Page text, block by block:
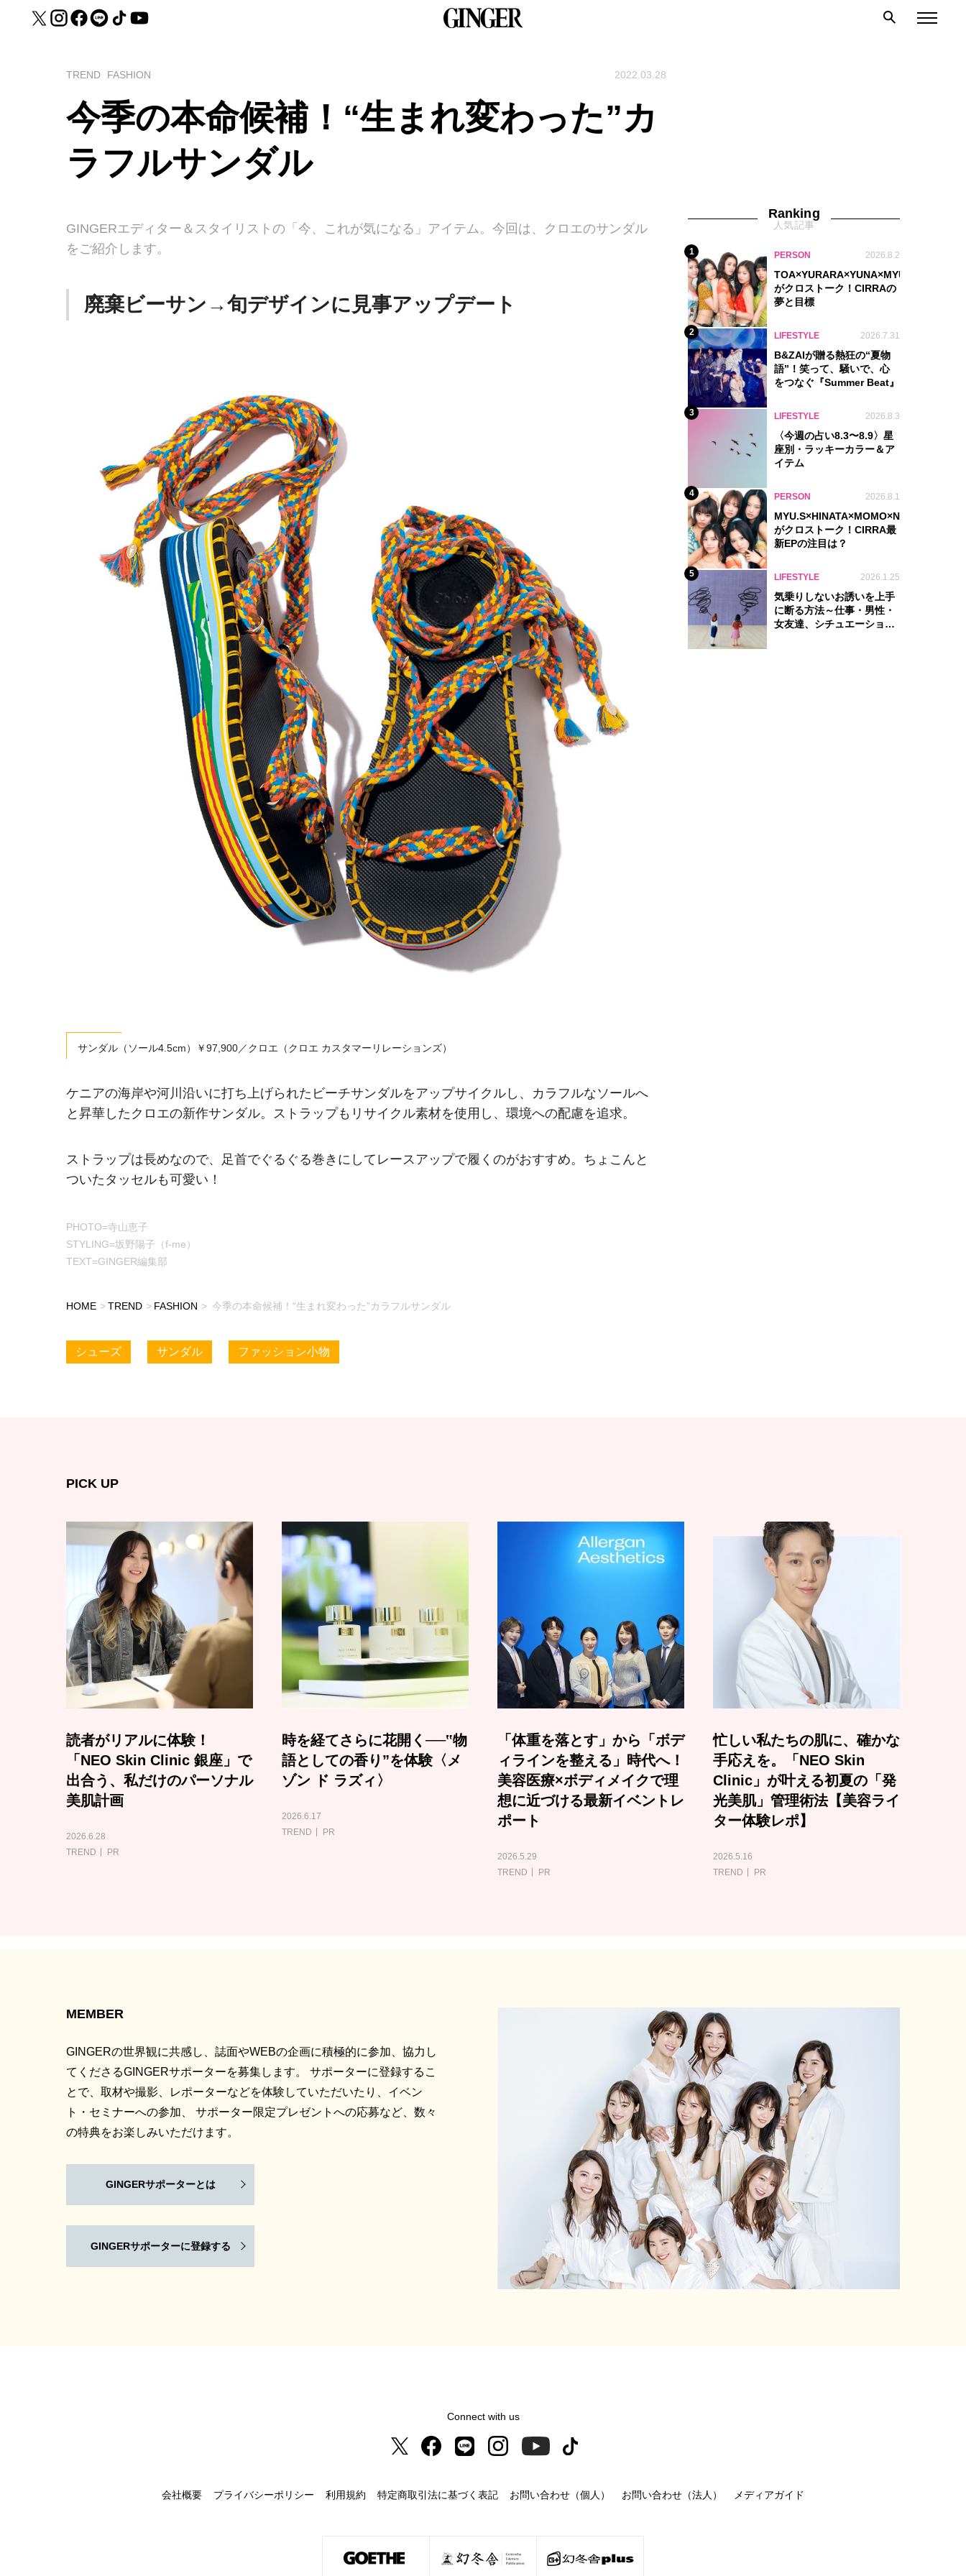
TREND FASHION 2022.03.28
今季の本命候補！“生まれ変わった”カ
ラフルサンダル
GINGERエディター＆スタイリストの「今、これが気になる」アイテム。今回は、クロエのサンダル
をご紹介します。
廃棄ビーサン→旬デザインに見事アップデート
サンダル（ソール4.5cm）￥97,900／クロエ（クロエ カスタマーリレーションズ）
ケニアの海岸や河川沿いに打ち上げられたビーチサンダルをアップサイクルし、カラフルなソールへ
と昇華したクロエの新作サンダル。ストラップもリサイクル素材を使用し、環境への配慮を追求。
ストラップは長めなので、足首でぐるぐる巻きにしてレースアップで履くのがおすすめ。ちょこんと
ついたタッセルも可愛い！
PHOTO=寺山恵子
STYLING=坂野陽子（f-me）
TEXT=GINGER編集部
HOME TREND FASHION 今季の本命候補！“生まれ変わった”カラフルサンダル
シューズ サンダル ファッション小物
Ranking
人気記事
1 PERSON 2026.8.2
TOA×YURARA×YUNA×MYU.Y×MANON
がクロストーク！CIRRAの
夢と目標
2 LIFESTYLE 2026.7.31
B&ZAIが贈る熱狂の“夏物
語”！笑って、騒いで、心
をつなぐ『Summer Beat』
3 LIFESTYLE 2026.8.3
〈今週の占い8.3〜8.9〉星
座別・ラッキーカラー＆ア
イテム
4 PERSON 2026.8.1
がクロストーク！CIRRA最
新EPの注目は？
5 LIFESTYLE 2026.1.25
気乗りしないお誘いを上手
に断る方法～仕事・男性・
女友達、シチュエーション
PICK UP
読者がリアルに体験！
「NEO Skin Clinic 銀座」で
出合う、私だけのパーソナル
美肌計画
2026.6.28
TREND
PR
時を経てさらに花開く──‟物
語としての香り”を体験〈メ
ゾン ド ラズィ〉
2026.6.17
TREND
PR
「体重を落とす」から「ボデ
ィラインを整える」時代へ！
美容医療×ボディメイクで理
想に近づける最新イベントレ
ポート
2026.5.29
TREND
PR
忙しい私たちの肌に、確かな
手応えを。「NEO Skin
Clinic」が叶える初夏の「発
光美肌」管理術法【美容ライ
ター体験レポ】
2026.5.16
TREND
PR
MEMBER
GINGERの世界観に共感し、誌面やWEBの企画に積極的に参加、協力し
てくださるGINGERサポーターを募集します。 サポーターに登録するこ
とで、取材や撮影、レポーターなどを体験していただいたり、イベン
ト・セミナーへの参加、 サポーター限定プレゼントへの応募など、数々
の特典をお楽しみいただけます。
GINGERサポーターとは
GINGERサポーターに登録する
Connect with us
会社概要 プライバシーポリシー 利用規約 特定商取引法に基づく表記 お問い合わせ（個人） お問い合わせ（法人） メディアガイド